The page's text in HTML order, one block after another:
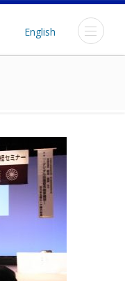
English